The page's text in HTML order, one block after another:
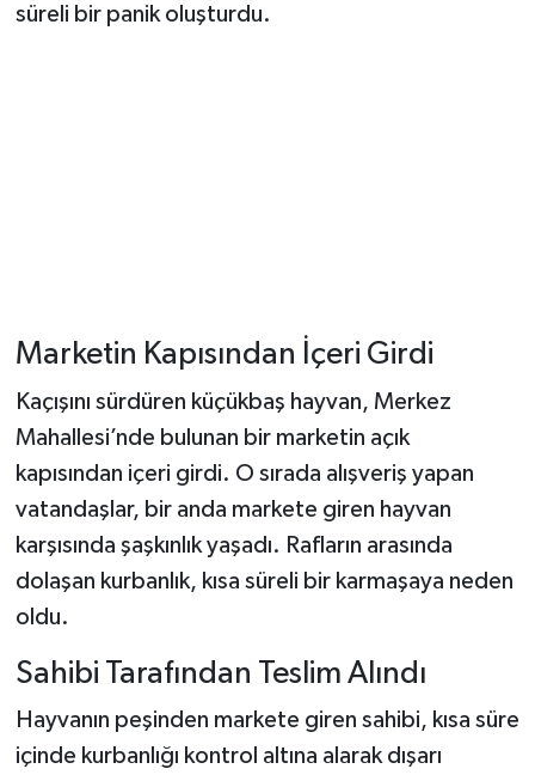
süreli bir panik oluşturdu.
Marketin Kapısından İçeri Girdi
Kaçışını sürdüren küçükbaş hayvan, Merkez
Mahallesi’nde bulunan bir marketin açık
kapısından içeri girdi. O sırada alışveriş yapan
vatandaşlar, bir anda markete giren hayvan
karşısında şaşkınlık yaşadı. Rafların arasında
dolaşan kurbanlık, kısa süreli bir karmaşaya neden
oldu.
Sahibi Tarafından Teslim Alındı
Hayvanın peşinden markete giren sahibi, kısa süre
içinde kurbanlığı kontrol altına alarak dışarı